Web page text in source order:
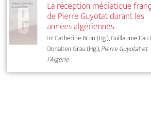
La réception médiatique
de Pierre Guyotat durant les
années algériennes
In: Catherine Brun (Hg.), Guillaume Fau
Donatien Grau (Hg.),Pierre Guyotat et
l’Algérie